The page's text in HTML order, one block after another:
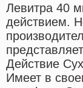
Левитра 40
действием.
Действие
Имеет в